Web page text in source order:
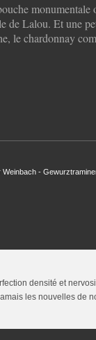
de Lalou. Et une
le chardonnay
Weinbach -
densité et
les nouvelles de